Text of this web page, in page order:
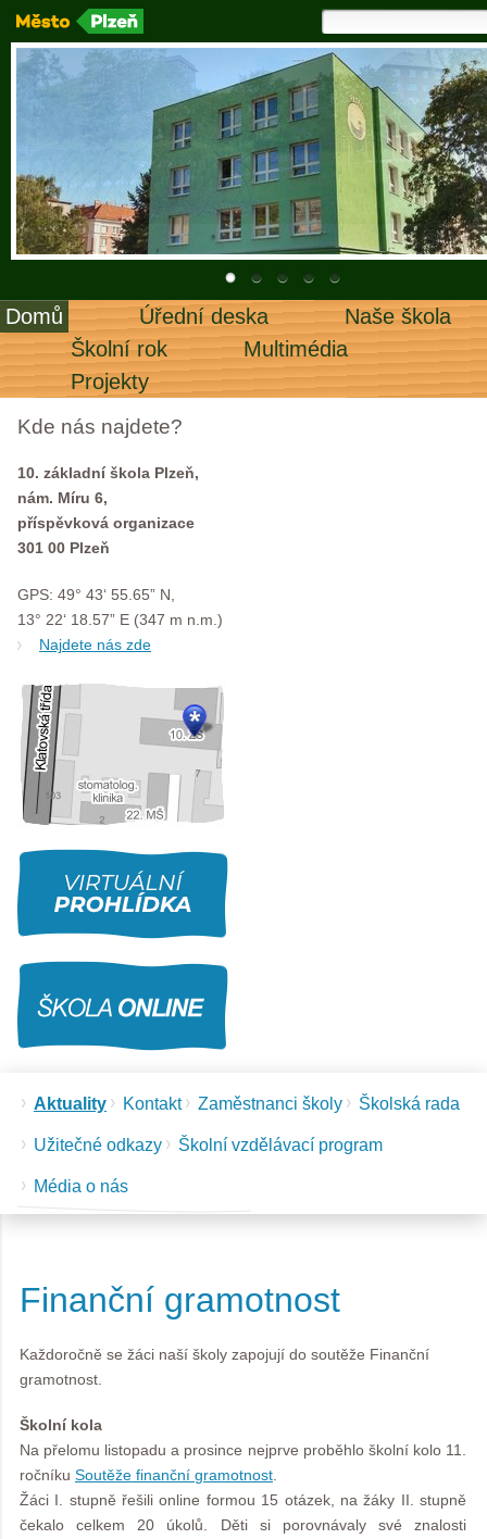
Domů Úřední deska
Naše škola
Školní rok
Multimédia
Projekty
Aktuality Kontakt Zaměstnanci školy Školská rada
Užitečné odkazy Školní vzdělávací program
Média o nás
Kde nás najdete?
10. základní škola Plzeň,
nám. Míru 6,
příspěvková organizace
301 00 Plzeň
GPS: 49° 43‘ 55.65” N,
13° 22‘ 18.57” E (347 m n.m.)
Najdete nás zde
Finanční gramotnost
Každoročně se žáci naší školy zapojují do soutěže Finanční
gramotnost.
Školní kola
Na přelomu listopadu a prosince nejprve proběhlo školní kolo 11.
ročníku Soutěže finanční gramotnost
Žáci I. stupně řešili online formou 15 otázek, na žáky II. stupně
čekalo celkem 20 úkolů. Děti si porovnávaly své znalosti